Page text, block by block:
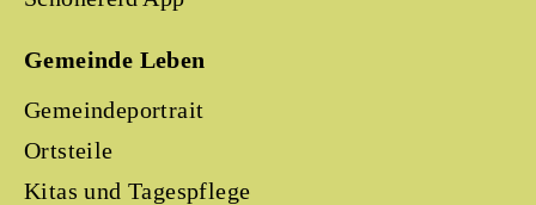
Gemeinde Leben
Gemeindeportrait
Ortsteile
Kitas und Tagespflege